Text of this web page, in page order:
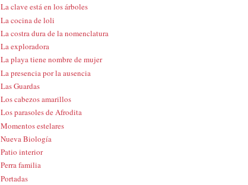
La clave está en los árboles
La cocina de loli
La costra dura de la nomenclatura
La exploradora
La playa tiene nombre de mujer
La presencia por la ausencia
Las Guardas
Los cabezos amarillos
Los parasoles de Afrodita
Momentos estelares
Nueva Biología
Patio interior
Perra familia
Portadas